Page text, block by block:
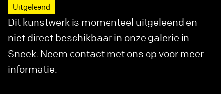
Uitgeleend
Dit kunstwerk is momenteel uitgeleend en
niet direct beschikbaar in onze galerie in
Sneek. Neem contact met ons op voor meer
informatie.